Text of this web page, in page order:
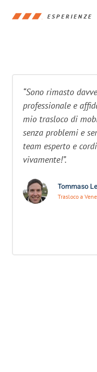
ESPERIENZE
“Sono rimasto
professionale e
mio trasloco di
senza problemi e
team esperto e
vivamente!”.
Tommaso
Trasloco a